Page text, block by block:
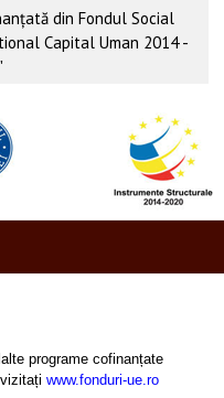
din Fondul Social
Capital Uman 2014 -
programe cofinanțate
www.fonduri-ue.ro